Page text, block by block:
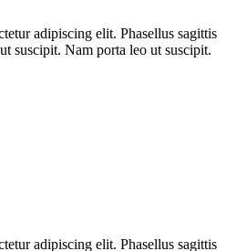
adipiscing elit. Phasellus sagittis
suscipit. Nam porta leo ut suscipit.
adipiscing elit. Phasellus sagittis